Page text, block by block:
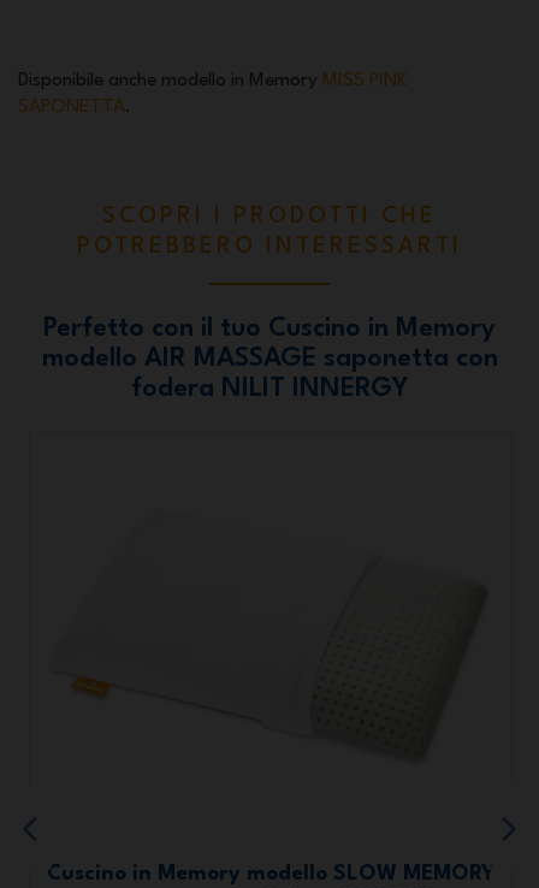
Disponibile anche modello in Memory MISS PINK
SAPONETTA.
SCOPRI I PRODOTTI CHE
POTREBBERO INTERESSARTI
Perfetto con il tuo Cuscino in Memory
modello AIR MASSAGE saponetta con
fodera NILIT INNERGY
Cuscino in Memory modello SLOW MEMORY